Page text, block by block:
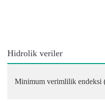
Hidrolik veriler
Minimum verimlilik endeksi